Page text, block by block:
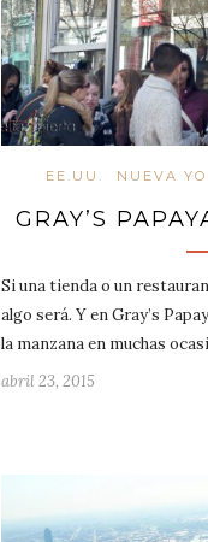
EE.UU. NUEVA
GRAY’S
Si una tienda o un
algo será. Y en Gray’s
la manzana en muchas
abril 23, 2015